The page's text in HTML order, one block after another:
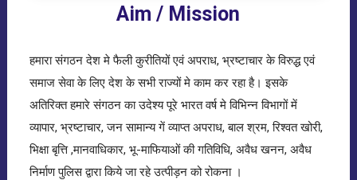
Aim / Mission
हमारा संगठन देश मे फैली कुरीतियों एवं अपराध, भ्रष्टाचार के विरुद्ध एवं
समाज सेवा के लिए देश के सभी राज्यों मे काम कर रहा है। इसके
अतिरिक्त हमारे संगठन का उदेश्य पूरे भारत वर्ष मे विभिन्न विभागों में
व्यापार, भ्रष्टाचार, जन सामान्य गें व्याप्त अपराध, बाल श्रम, रिश्वत खोरी,
भिक्षा बृत्ति ,मानवाधिकार, भू-माफियाओं की गतिविधि, अवैध खनन, अवैध
निर्माण पुलिस द्वारा किये जा रहे उत्पीड़न को रोकना ।